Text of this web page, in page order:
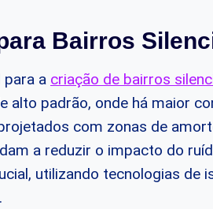
Bairros
para a criação de bairros
alto padrão, onde há maior
com zonas de
a reduzir o impacto do
utilizando tecnologias de